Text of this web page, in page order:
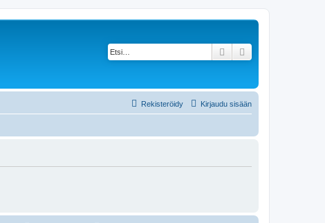
Etsi
Kirjaudu sisään
Rekisteröidy